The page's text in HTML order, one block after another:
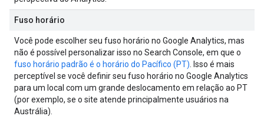
Fuso horário
Você pode escolher seu fuso horário no Google Analytics, mas
não é possível personalizar isso no Search Console, em que o
fuso horário padrão é o horário do Pacífico (PT). Isso é mais
perceptível se você definir seu fuso horário no Google Analytics
para um local com um grande deslocamento em relação ao PT
(por exemplo, se o site atende principalmente usuários na
Austrália).